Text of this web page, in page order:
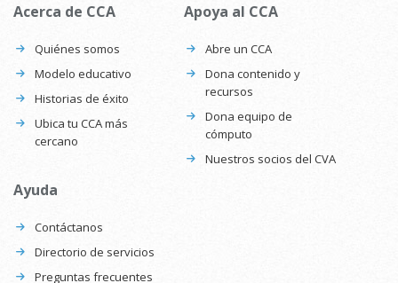
Acerca de CCA
Quiénes somos
Modelo educativo
Historias de éxito
Ubica tu CCA más
cercano
Apoya al CCA
Abre un CCA
Dona contenido y
recursos
Dona equipo de
cómputo
Nuestros socios del CVA
Ayuda
Contáctanos
Directorio de servicios
Preguntas frecuentes